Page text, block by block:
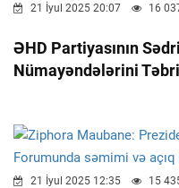
21 İyul 2025 20:07 16
ƏHD Partiyasının
Nümayəndələrini
21 İyul 2025 12:35 15